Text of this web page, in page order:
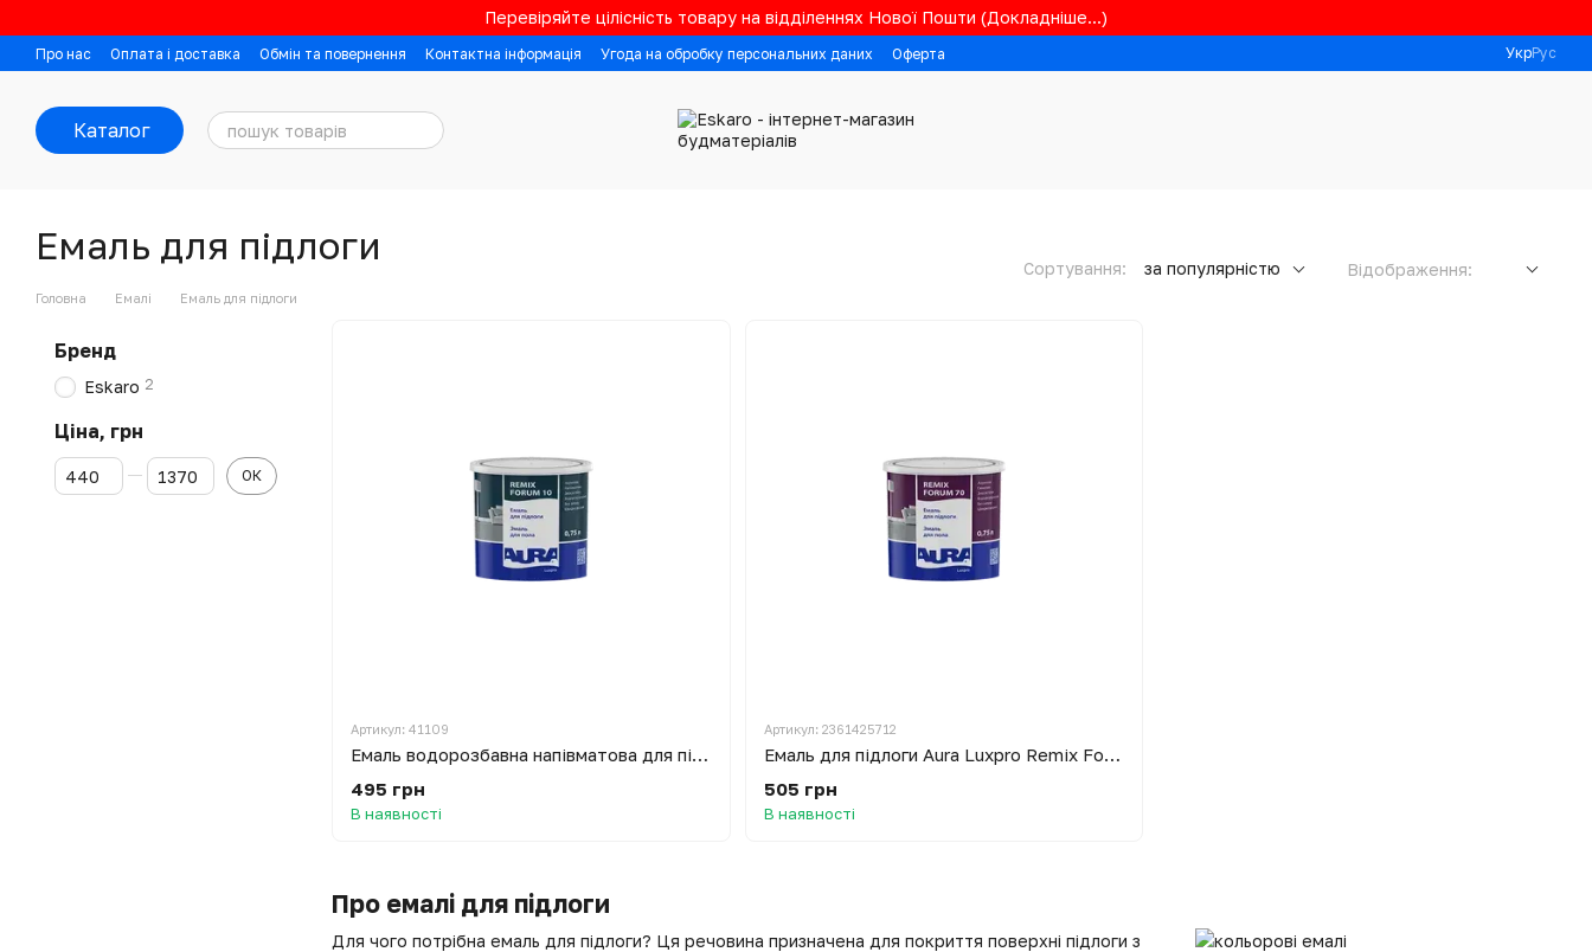
Перевіряйте цілісність товару на відділеннях Нової Пошти (Докладніше...)
Про нас Оплата і доставка Обмін та повернення Контактна інформація Угода на обробку персональних даних Оферта УкрРус
Каталог
Емаль для підлоги
Головна Емалі Емаль для підлоги
Сортування: за популярністю Відображення:
Про емалі для підлоги
Для чого потрібна емаль для підлоги? Ця речовина призначена для покриття поверхні підлоги з
Артикул: 41109
Емаль водорозбавна напівматова для підлоги Aura Luxpro Remix Forum 10, 0,75 л
495 грн
В наявності
Артикул: 2361425712
Емаль для підлоги Aura Luxpro Remix Forum 70, 0,75 л, білий
505 грн
В наявності
Бренд
Eskaro 2
Ціна, грн
Від Ціна, грн
До Ціна, грн ОК